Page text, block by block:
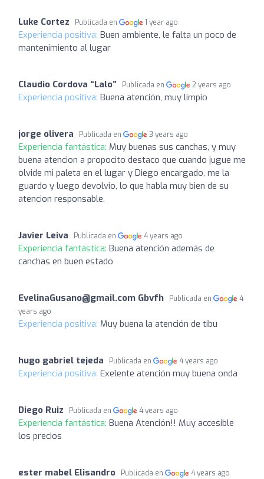
Luke Cortez Publicada en 1 year ago
Experiencia positiva: Buen ambiente, le falta un poco de
mantenimiento al lugar
Claudio Cordova “Lalo” Publicada en 2 years ago
Experiencia positiva: Buena atención, muy limpio
jorge olivera Publicada en 3 years ago
Experiencia fantástica: Muy buenas sus canchas, y muy
buena atencion a propocito destaco que cuando jugue me
olvide mi paleta en el lugar y Diego encargado, me la
guardo y luego devolvio, lo que habla muy bien de su
atencion responsable.
Javier Leiva Publicada en 4 years ago
Experiencia fantástica: Buena atención además de
canchas en buen estado
EvelinaGusano@gmail.com Gbvfh Publicada en
4
years ago
Experiencia positiva: Muy buena la atención de tibu
hugo gabriel tejeda Publicada en 4 years ago
Experiencia positiva: Exelente atención muy buena onda
Diego Ruiz Publicada en 4 years ago
Experiencia fantástica: Buena Atención!! Muy accesible
los precios
ester mabel Elisandro Publicada en 4 years ago